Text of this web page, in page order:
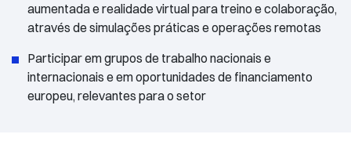
aumentada e realidade virtual para treino e colaboração,
através de simulações práticas e operações remotas
Participar em grupos de trabalho nacionais e
internacionais e em oportunidades de financiamento
europeu, relevantes para o setor